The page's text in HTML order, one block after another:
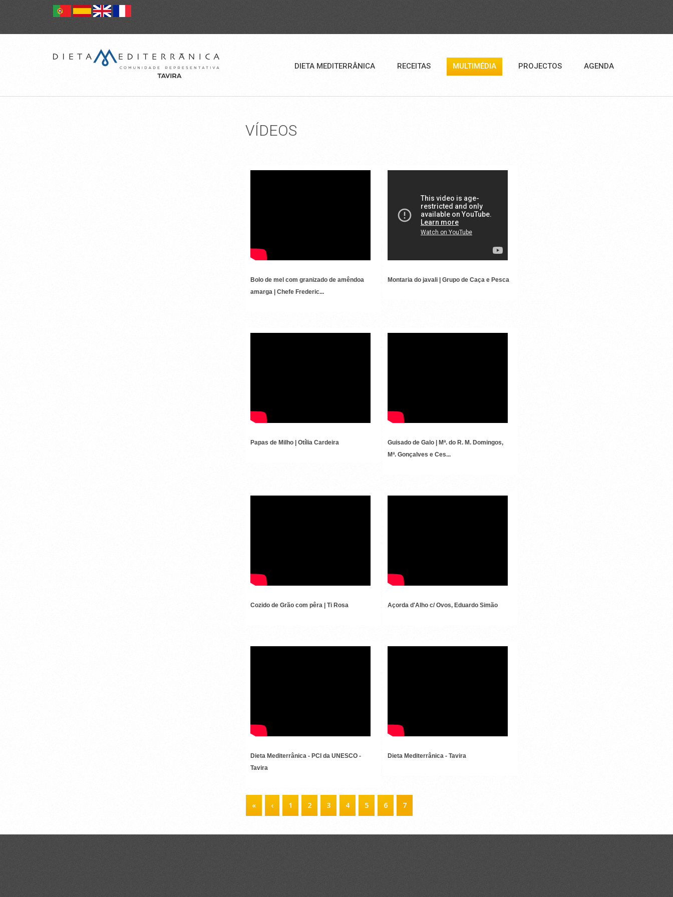
DIETA MEDITERRÂNICA RECEITAS MULTIMÉDIA PROJECTOS AGENDA
VÍDEOS
AMARGA, POR CHEFE FREDERICO LOPES
Bolo de mel com granizado de amêndoa
amarga | Chefe Frederic...
ALGARVIA.
Montaria do javali | Grupo de Caça e Pesca
Papas de Milho | Otília Cardeira
Guisado de Galo | Mª. do R. M. Domingos,
Mª. Gonçalves e Ces...
Cozido de Grão com pêra | Ti Rosa Açorda d'Alho c/ Ovos, Eduardo Simão
Dieta Mediterrânica - PCI da UNESCO -
Tavira
Dieta Mediterrânica - Tavira
PÁGINAS
« ‹ 1 2 3 4 5 6 7